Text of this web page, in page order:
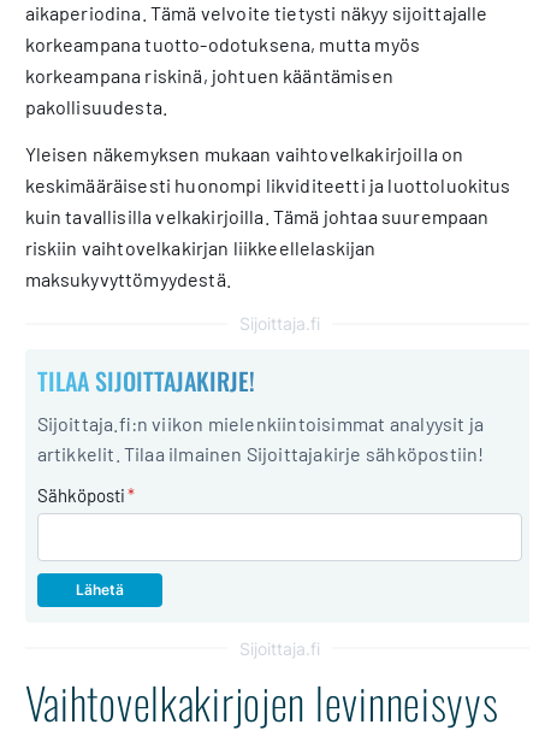
aikaperiodina. Tämä velvoite tietysti näkyy sijoittajalle
korkeampana tuotto-odotuksena, mutta myös
korkeampana riskinä, johtuen kääntämisen
pakollisuudesta.
Yleisen näkemyksen mukaan vaihtovelkakirjoilla on
keskimääräisesti huonompi likviditeetti ja luottoluokitus
kuin tavallisilla velkakirjoilla. Tämä johtaa suurempaan
riskiin vaihtovelkakirjan liikkeellelaskijan
maksukyvyttömyydestä.
Sijoittaja.fi
TILAA SIJOITTAJAKIRJE!
Sijoittaja.fi:n viikon mielenkiintoisimmat analyysit ja
artikkelit. Tilaa ilmainen Sijoittajakirje sähköpostiin!
Sähköposti*
Sijoittaja.fi
Vaihtovelkakirjojen levinneisyys